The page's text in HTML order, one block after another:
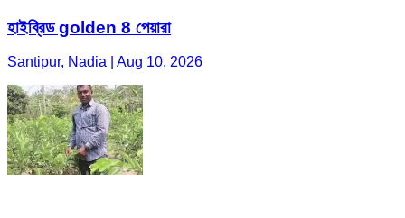
হাইব্রিড golden 8 পেয়ারা
Santipur, Nadia | Aug 10, 2026